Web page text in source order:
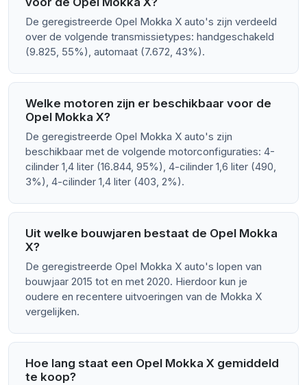
De geregistreerde Opel Mokka X auto's zijn verdeeld
over de volgende transmissietypes: handgeschakeld
(9.825, 55%), automaat (7.672, 43%).
Welke motoren zijn er beschikbaar voor de
Opel Mokka X?
De geregistreerde Opel Mokka X auto's zijn
beschikbaar met de volgende motorconfiguraties: 4-
cilinder 1,4 liter (16.844, 95%), 4-cilinder 1,6 liter (490,
3%), 4-cilinder 1,4 liter (403, 2%).
Uit welke bouwjaren bestaat de Opel Mokka
X?
De geregistreerde Opel Mokka X auto's lopen van
bouwjaar 2015 tot en met 2020. Hierdoor kun je
oudere en recentere uitvoeringen van de Mokka X
vergelijken.
Hoe lang staat een Opel Mokka X gemiddeld
te koop?